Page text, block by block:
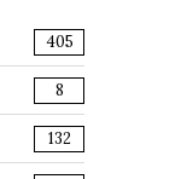
405
8
132